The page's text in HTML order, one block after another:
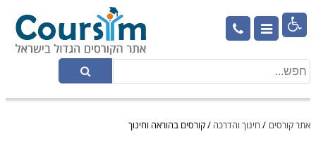

אתר קורסים / חינוך והדרכה /קורסים בהוראה וחינוך